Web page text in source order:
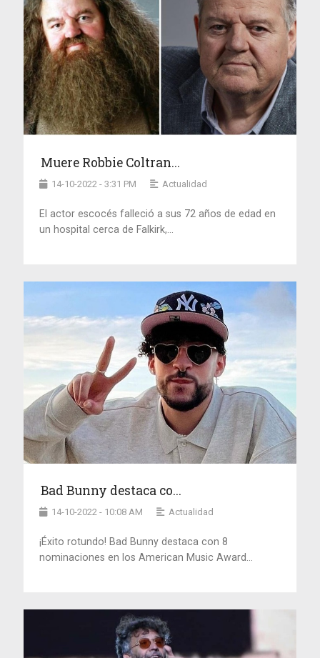
Muere Robbie Coltran...
14-10-2022 - 3:31 PM Actualidad
El actor escocés falleció a sus 72 años de edad en
un hospital cerca de Falkirk,...
Bad Bunny destaca co...
14-10-2022 - 10:08 AM Actualidad
¡Éxito rotundo! Bad Bunny destaca con 8
nominaciones en los American Music Award...